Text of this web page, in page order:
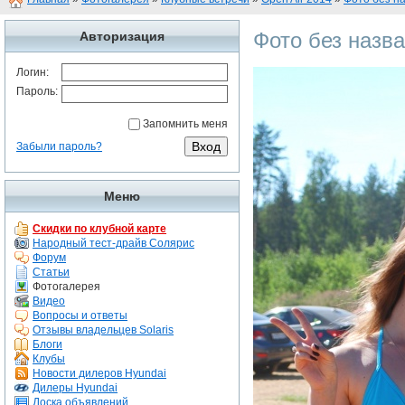
Авторизация
Логин:
Пароль:
Запомнить меня
Забыли пароль?
Меню
Скидки по клубной карте
Народный тест-драйв Солярис
Форум
Статьи
Фотогалерея
Видео
Вопросы и ответы
Отзывы владельцев Solaris
Блоги
Клубы
Новости дилеров Hyundai
Дилеры Hyundai
Доска объявлений
Фото без